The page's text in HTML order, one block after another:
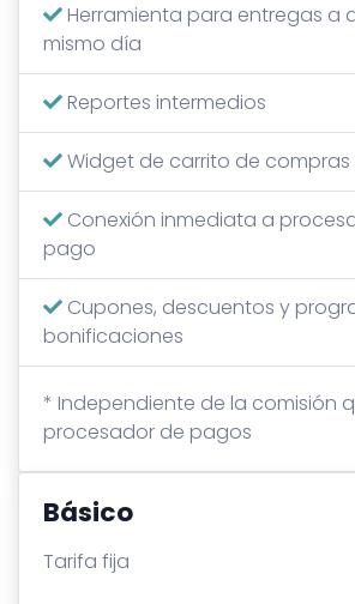
Herramienta para entregas a
mismo día
Reportes intermedios
Widget de carrito de compras
Conexión inmediata a
pago
Cupones, descuentos y
bonificaciones
* Independiente de la comisión
procesador de pagos
Básico
Tarifa fija